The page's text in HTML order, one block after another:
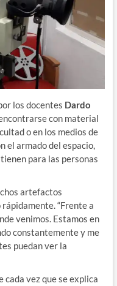
los docentes Dardo
con material
o en los medios de
el armado del espacio,
para las personas
artefactos
“Frente a
venimos. Estamos en
constantemente y me
puedan ver la
cada vez que se explica